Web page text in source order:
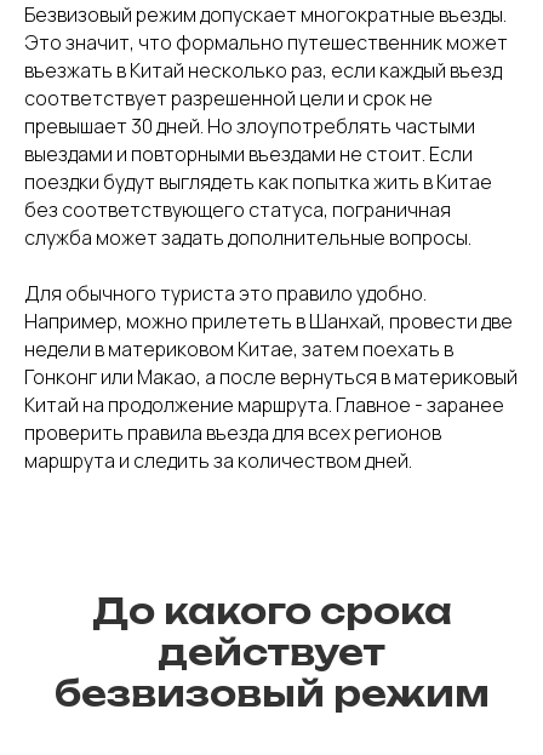
Безвизовый режим допускает многократные въезды.
Это значит, что формально путешественник может
въезжать в Китай несколько раз, если каждый въезд
соответствует разрешенной цели и срок не
превышает 30 дней. Но злоупотреблять частыми
выездами и повторными въездами не стоит. Если
поездки будут выглядеть как попытка жить в Китае
без соответствующего статуса, пограничная
служба может задать дополнительные вопросы.
Для обычного туриста это правило удобно.
Например, можно прилететь в Шанхай, провести две
недели в материковом Китае, затем поехать в
Гонконг или Макао, а после вернуться в материковый
Китай на продолжение маршрута. Главное - заранее
проверить правила въезда для всех регионов
маршрута и следить за количеством дней.
До какого срока
действует
безвизовый режим